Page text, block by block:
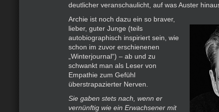
deutlicher veranschaulicht, auf was Auster
Archie ist noch dazu ein so braver,
lieber, guter Junge (teils
autobiographisch inspiriert sein, wie
schon im zuvor erschienenen
„Winterjournal“) – ab und zu
schwankt man als Leser von
Empathie zum Gefühl
überstrapazierter Nerven.
Sie gaben stets nach, wenn er
vernünftig wie ein Erwachsener mit